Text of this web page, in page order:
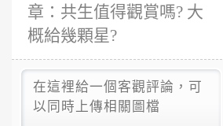
章：共生值得觀賞嗎? 大
概給幾顆星?